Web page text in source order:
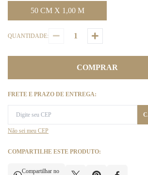
50 CM X 1,00 M
QUANTIDADE:
COMPRAR
FRETE E PRAZO DE ENTREGA:
Não sei meu CEP
COMPARTILHE ESTE PRODUTO:
Compartilhar no